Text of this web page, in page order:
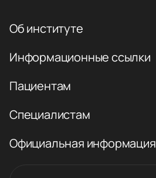
Об институте
Информационные ссылки
Пациентам
Специалистам
Официальная информация